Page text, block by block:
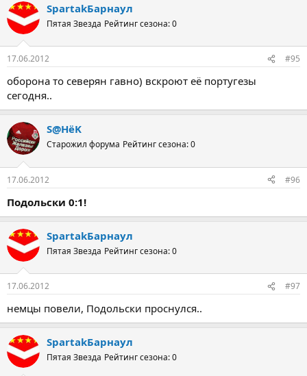
SpartakБарнаул
Пятая Звезда Рейтинг сезона: 0
17.06.2012 #95
оборона то северян гавно) вскроют её португезы
сегодня..
S@HёK
Старожил форума Рейтинг сезона: 0
17.06.2012 #96
Подольски 0:1!
SpartakБарнаул
Пятая Звезда Рейтинг сезона: 0
17.06.2012 #97
немцы повели, Подольски проснулся..
SpartakБарнаул
Пятая Звезда Рейтинг сезона: 0